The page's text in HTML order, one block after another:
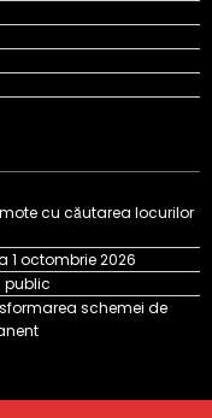
cu căutarea locurilor
1 octombrie 2026
public
schemei de